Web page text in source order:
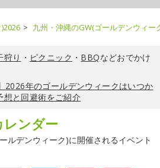
九州・沖縄のGW(ゴールデンウィ
狩り ・ ピクニック ・ BBQなどおでかけ
2026年のゴールデンウィークはいつか
想と回避術をご紹介
レンダー
ルデンウィーク)に開催されるイベント